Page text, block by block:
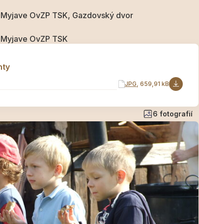
OvZP TSK, Gazdovský dvor
OvZP TSK
JPG , 659,91 kB
6 fotografií